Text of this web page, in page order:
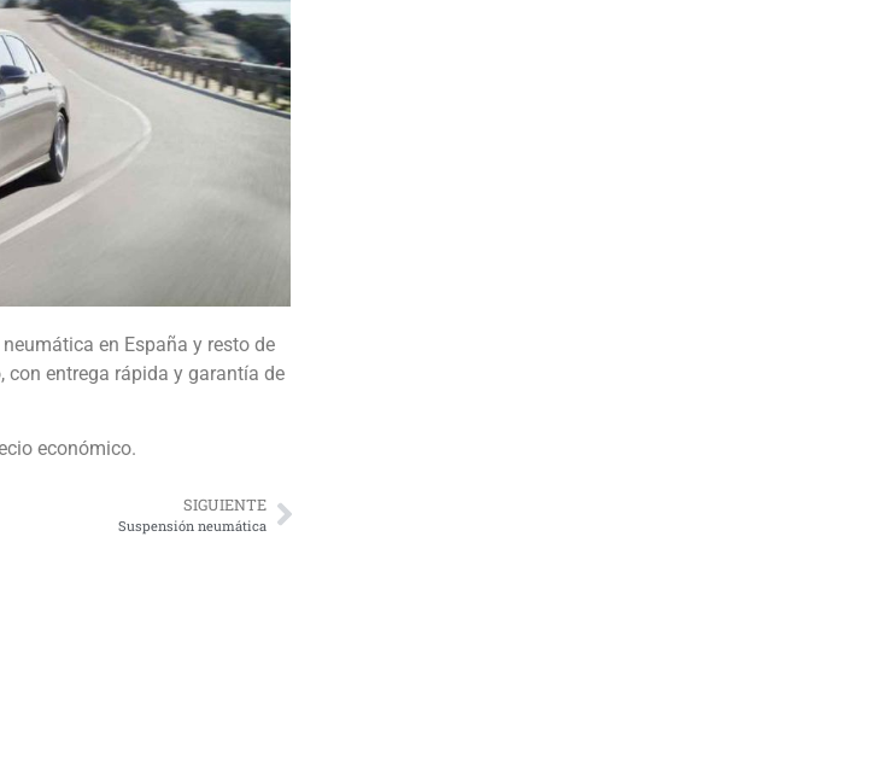
en España y resto de
con entrega rápida y garantía de
económico.
SIGUIENTE
Suspensión neumática